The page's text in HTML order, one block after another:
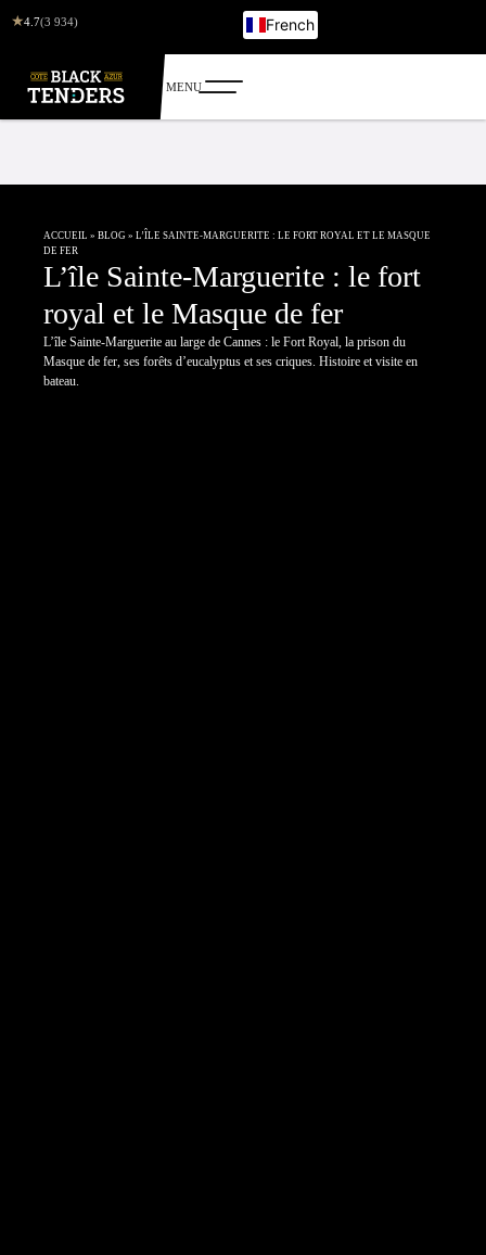
★4.7(3 934)
French
ACCUEIL » BLOG » L’ÎLE SAINTE-MARGUERITE : LE FORT ROYAL ET LE MASQUE
DE FER
L’île Sainte-Marguerite : le fort
royal et le Masque de fer
L’île Sainte-Marguerite au large de Cannes : le Fort Royal, la prison du
Masque de fer, ses forêts d’eucalyptus et ses criques. Histoire et visite en
bateau.